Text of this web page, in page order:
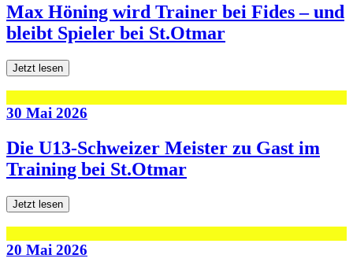
Max Höning wird Trainer bei Fides – und
bleibt Spieler bei St.Otmar
Jetzt lesen
30 Mai 2026
Die U13-Schweizer Meister zu Gast im
Training bei St.Otmar
Jetzt lesen
20 Mai 2026